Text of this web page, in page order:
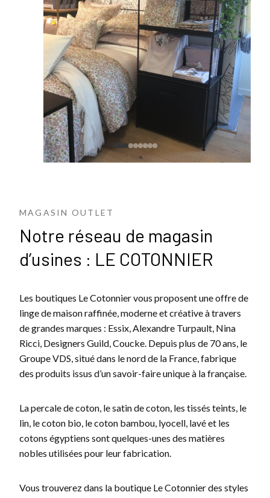
MAGASIN OUTLET
Notre réseau de magasin
d’usines : LE COTONNIER
Les boutiques Le Cotonnier vous proposent une offre de
linge de maison raffinée, moderne et créative à travers
de grandes marques : Essix, Alexandre Turpault, Nina
Ricci, Designers Guild, Coucke. Depuis plus de 70 ans, le
Groupe VDS, situé dans le nord de la France, fabrique
des produits issus d’un savoir-faire unique à la française.
La percale de coton, le satin de coton, les tissés teints, le
lin, le coton bio, le coton bambou, lyocell, lavé et les
cotons égyptiens sont quelques-unes des matières
nobles utilisées pour leur fabrication.
Vous trouverez dans la boutique Le Cotonnier des styles